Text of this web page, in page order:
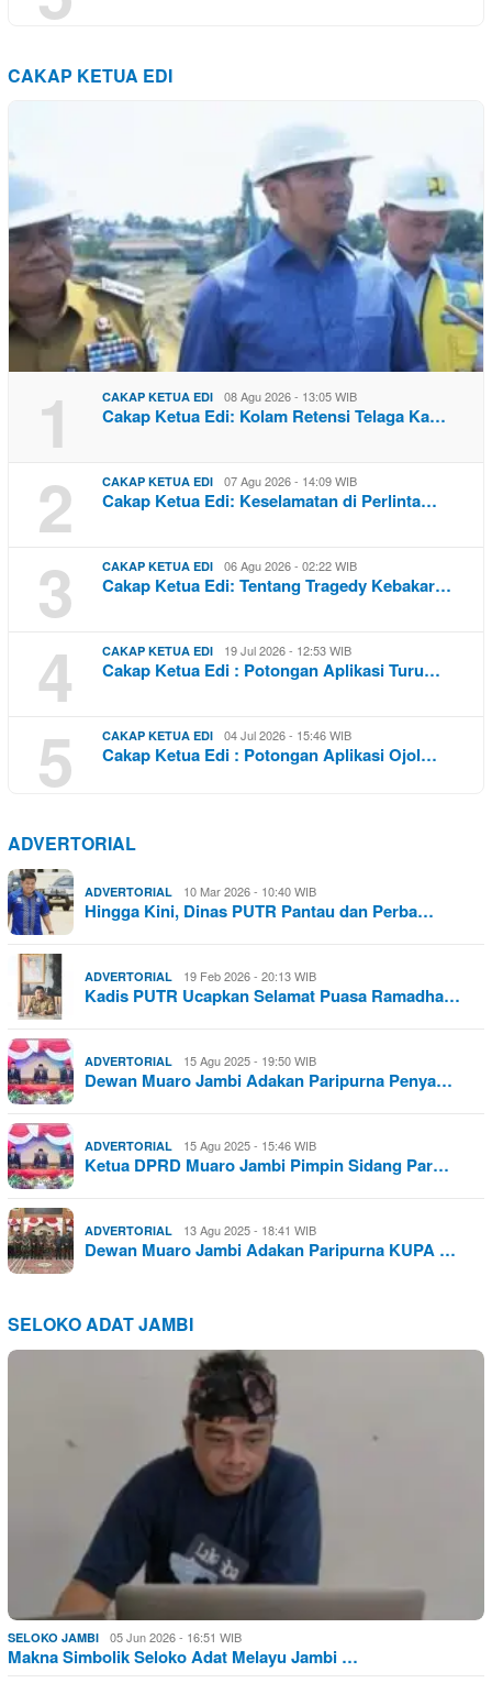
CAKAP KETUA EDI
1 CAKAP KETUA EDI 08 Agu 2026 - 13:05 WIB
Cakap Ketua Edi: Kolam Retensi Telaga Ka…
2 CAKAP KETUA EDI 07 Agu 2026 - 14:09 WIB
Cakap Ketua Edi: Keselamatan di Perlinta…
3 CAKAP KETUA EDI 06 Agu 2026 - 02:22 WIB
Cakap Ketua Edi: Tentang Tragedy Kebakar…
4 CAKAP KETUA EDI 19 Jul 2026 - 12:53 WIB
Cakap Ketua Edi : Potongan Aplikasi Turu…
5 CAKAP KETUA EDI 04 Jul 2026 - 15:46 WIB
Cakap Ketua Edi : Potongan Aplikasi Ojol…
ADVERTORIAL
ADVERTORIAL 10 Mar 2026 - 10:40 WIB
Hingga Kini, Dinas PUTR Pantau dan Perba…
ADVERTORIAL 19 Feb 2026 - 20:13 WIB
Kadis PUTR Ucapkan Selamat Puasa Ramadha…
ADVERTORIAL 15 Agu 2025 - 19:50 WIB
Dewan Muaro Jambi Adakan Paripurna Penya…
ADVERTORIAL 15 Agu 2025 - 15:46 WIB
Ketua DPRD Muaro Jambi Pimpin Sidang Par…
ADVERTORIAL 13 Agu 2025 - 18:41 WIB
Dewan Muaro Jambi Adakan Paripurna KUPA …
SELOKO ADAT JAMBI
SELOKO JAMBI 05 Jun 2026 - 16:51 WIB
Makna Simbolik Seloko Adat Melayu Jambi …